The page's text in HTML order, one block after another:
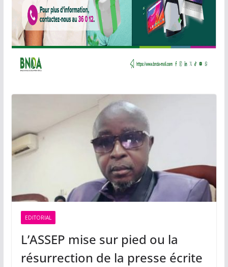
EDITORIAL
L’ASSEP mise sur pied ou la
résurrection de la presse écrite